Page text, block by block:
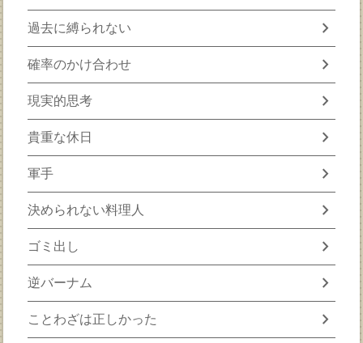
過去に縛られない chevron_right
確率のかけ合わせ chevron_right
現実的思考 chevron_right
貴重な休日 chevron_right
軍手 chevron_right
決められない料理人 chevron_right
ゴミ出し chevron_right
逆バーナム chevron_right
ことわざは正しかった chevron_right